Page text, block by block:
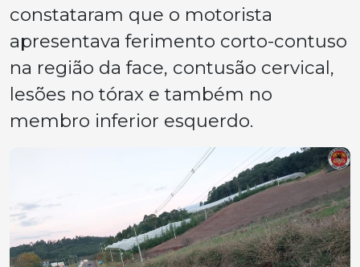
constataram que o motorista
apresentava ferimento corto-contuso
na região da face, contusão cervical,
lesões no tórax e também no
membro inferior esquerdo.